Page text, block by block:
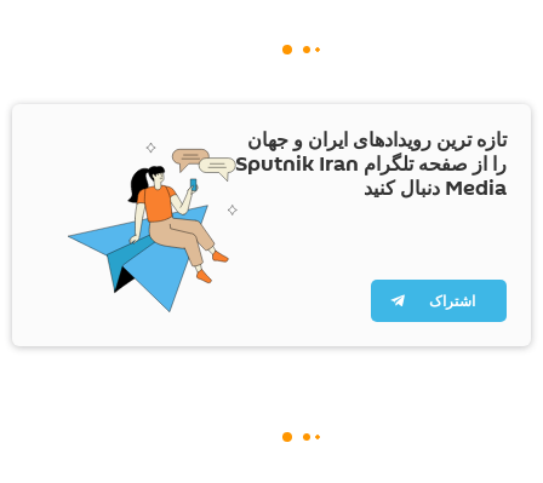
تازه ترین رویدادهای ایران و جهان
را از صفحه تلگرام Sputnik Iran
Media دنبال کنید
اشتراک